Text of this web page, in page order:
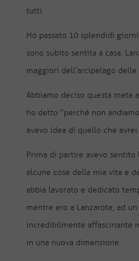
tutti.
Ho passato 10 splendidi
sono subito sentita a casa.
maggiori dell’arcipelago delle
Abbiamo deciso questa meta
ho detto “perché non
avevo idea di quello che
Prima di partire avevo sentito
alcune cose della mia vita e
abbia lavorato e dedicato
mentre ero a Lanzarote, ad
incredibilmente affascinante
in una nuova dimensione.